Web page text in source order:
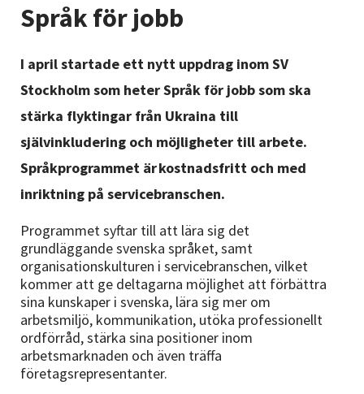
Cirkelledare
Nyheter
Avdelningar
Lyssna
Språk för jobb
I april startade ett nytt uppdrag inom SV
Stockholm som heter Språk för jobb som ska
stärka flyktingar från Ukraina till
självinkludering och möjligheter till arbete.
Språkprogrammet är kostnadsfritt och med
inriktning på servicebranschen.
Programmet syftar till att lära sig det
grundläggande svenska språket, samt
organisationskulturen i servicebranschen, vilket
kommer att ge deltagarna möjlighet att förbättra
sina kunskaper i svenska, lära sig mer om
arbetsmiljö, kommunikation, utöka professionellt
ordförråd, stärka sina positioner inom
arbetsmarknaden och även träffa
företagsrepresentanter.